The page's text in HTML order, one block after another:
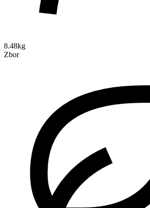
8.48kg
Zbor